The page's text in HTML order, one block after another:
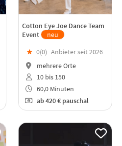
Cotton Eye Joe Dance Team
Event
neu
★ 0(0) Anbieter seit 2026
mehrere Orte
10 bis 150
60,0 Minuten
ab420 € pauschal